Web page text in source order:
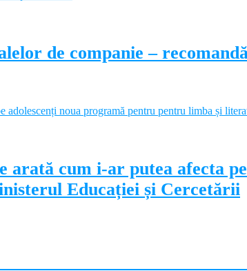
de companie –
cum i-ar putea afecta
Educației și Cercetării